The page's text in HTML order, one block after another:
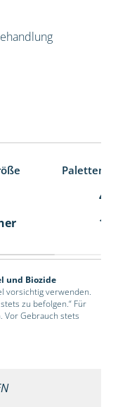
4
1
und Biozide
vorsichtig verwenden.
zu befolgen.“ Für
Vor Gebrauch stets